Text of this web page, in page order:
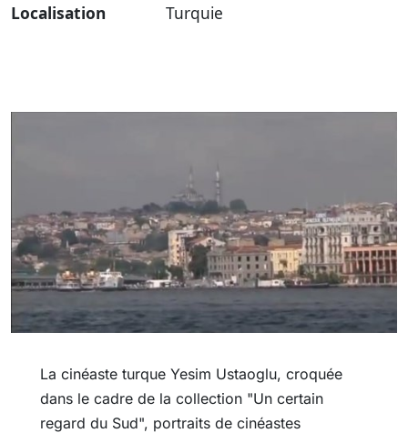
Localisation Turquie
La cinéaste turque Yesim Ustaoglu, croquée
dans le cadre de la collection "Un certain
regard du Sud", portraits de cinéastes